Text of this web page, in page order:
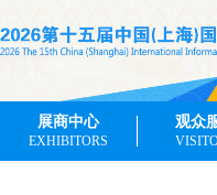
展商中心
EXHIBITORS
观众